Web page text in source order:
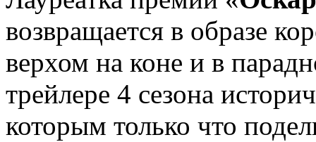
возвращается в образе
верхом на коне и в
трейлере 4 сезона
которым только что